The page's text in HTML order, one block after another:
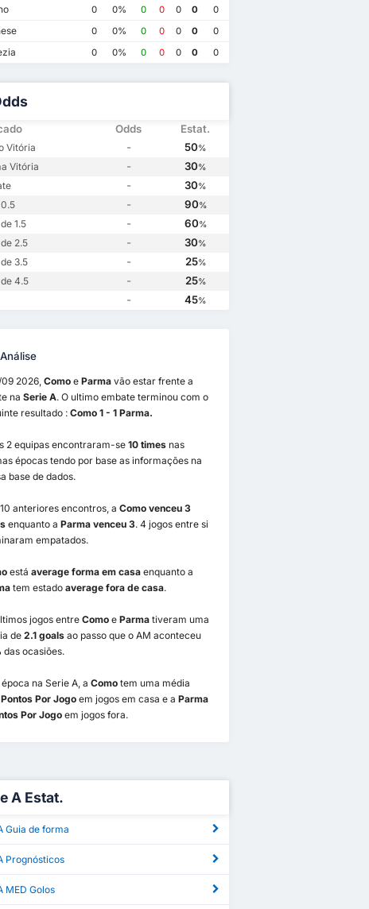
Parma
Como
0 0% 0 0 0 0
0
0 0% 0 0 0 0
0
0 0% 0 0 0 0 0
Odds Estat.
Vitória - 50%
Vitória - 30%
- 30%
- 90%
1.5 - 60%
2.5 - 30%
3.5 - 25%
4.5 - 25%
- 45%
Análise
09 2026,Comoe Parmavão estar frente a
na Serie A. O ultimo embate terminou com o
resultado : Como 1 - 1 Parma.
2 equipas encontraram-se 10 timesnas
épocas tendo por base as informações na
base de dados.
anteriores encontros, a Como venceu 3
enquanto a Parma venceu 3. 4 jogos entre si
empatados.
está average forma em casaenquanto a
tem estado average fora de casa.
jogos entre Comoe Parmativeram uma
de2.1 goalsao passo que o AM aconteceu
das ocasiões.
época na Serie A, a Comotem uma média
Pontos Por Jogoem jogos em casa e a Parma
Por Jogoem jogos fora.
A Estat.
Guia de forma
Prognósticos
MED Golos